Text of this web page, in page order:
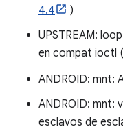
4.4
)
UPSTREAM:
en compat ioctl (
ANDROID: mnt:
ANDROID: mnt:
esclavos de